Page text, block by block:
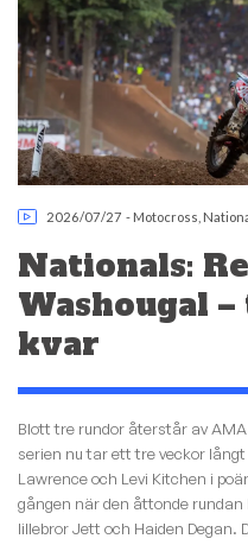
2026/07/27 - Motocross
Nationals:
Washougal
kvar
Blott tre rundor återstår av
serien nu tar ett tre veckor
Lawrence och Levi Kitchen i
gången när den åttonde
lillebror Jett och Haiden Degan.